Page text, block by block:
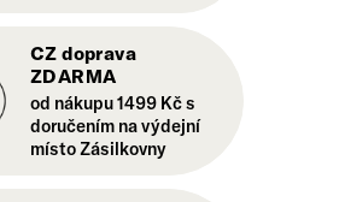
CZ doprava
ZDARMA
od nákupu 1499 Kč s
doručením na výdejní
místo Zásilkovny